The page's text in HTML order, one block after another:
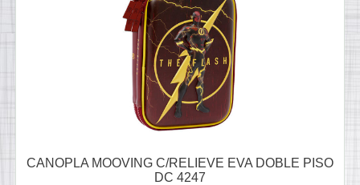
CANOPLA MOOVING C/RELIEVE EVA DOBLE PISO
DC 4247